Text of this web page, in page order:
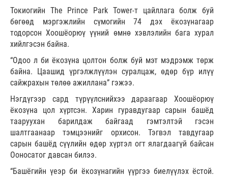
Токиогийн The Prince Park Tower-т цайллага болж буй
бөгөөд мэргэжлийн сүмогийн 74 дэх ёкозүнагаар
тодорсон Хоошёорюү үүний өмнө хэвлэлийн бага хурал
хийлгэсэн байна.
“Одоо л би ёкозүна цолтон болж буй мэт мэдрэмж төрж
байна. Цаашид үргэлжлүүлэн суралцаж, өдөр бүр илүү
сайжрахын төлөө ажиллана” гэжээ.
Нэгдүгээр сард түрүүлснийхээ дараагаар Хоошёорюү
ёкозүна цол хүртсэн. Харин гуравдугаар сарын башёд
тааруухан барилдаж байгаад гэмтэлтэй гэсэн
шалтгаанаар тэмцээнийг орхисон. Тэгвэл тавдугаар
сарын башёд сүүлийн өдөр хүртэл огт ялагдаагүй байсан
Ооносатог давсан билээ.
“Башёгийн үеэр би ёкозүнагийн үүргээ биелүүлэх ёстой.